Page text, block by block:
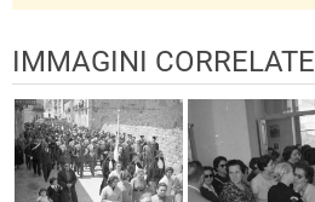
IMMAGINI CORRELATE